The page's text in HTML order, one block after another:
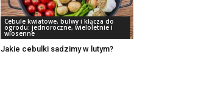
Cebule kwiatowe, bulwy i kłącza do
ogrodu: jednoroczne, wieloletnie i
wiosenne
Jakie cebulki sadzimy w lutym?